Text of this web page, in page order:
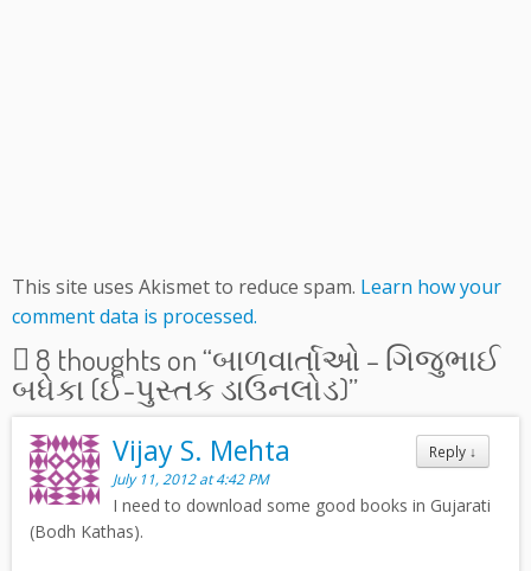
This site uses Akismet to reduce spam. Learn how your
comment data is processed.
8 thoughts on “બાળવાર્તાઓ – ગિજુભાઈ
બધેકા (ઈ-પુસ્તક ડાઉનલોડ)”
Reply ↓
Vijay S. Mehta
July 11, 2012 at 4:42 PM
I need to download some good books in Gujarati
(Bodh Kathas).